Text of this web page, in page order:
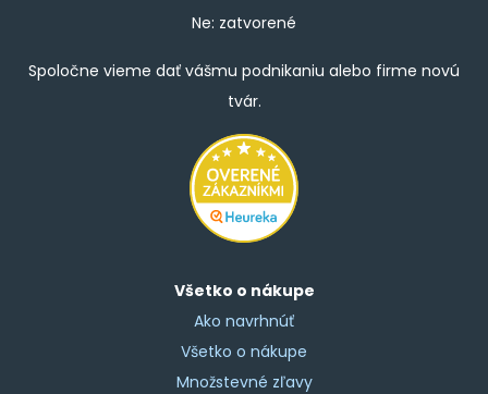
Ne: zatvorené
Spoločne vieme dať vášmu podnikaniu alebo firme novú
tvár.
Všetko o nákupe
Ako navrhnúť
Všetko o nákupe
Množstevné zľavy